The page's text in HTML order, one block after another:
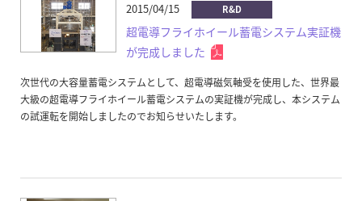
2015/04/15 R&D
超電導フライホイール蓄電システム実証機
が完成しました
次世代の大容量蓄電システムとして、超電導磁気軸受を使用した、世界最
大級の超電導フライホイール蓄電システムの実証機が完成し、本システム
の試運転を開始しましたのでお知らせいたします。